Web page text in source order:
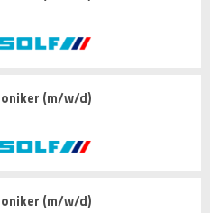
(m/w/d)
(m/w/d)